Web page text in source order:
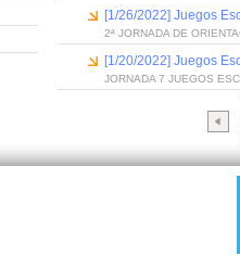
[1/26/2022] Juegos
2ª JORNADA DE
[1/20/2022] Juegos
JORNADA 7 JUEGOS